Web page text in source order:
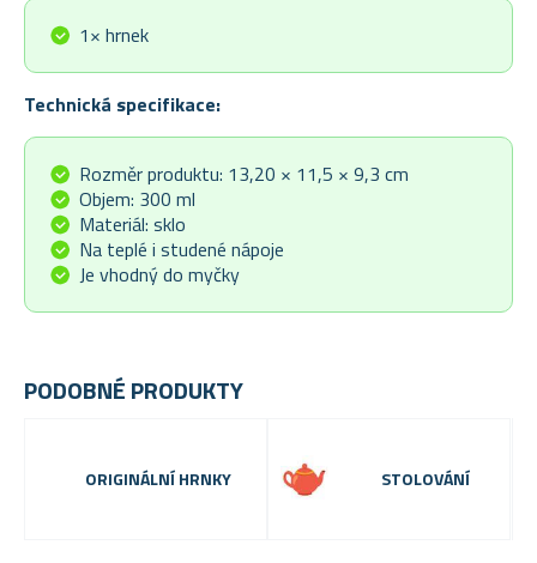
1× hrnek
Technická specifikace:
Rozměr produktu: 13,20 × 11,5 × 9,3 cm
Objem: 300 ml
Materiál: sklo
Na teplé i studené nápoje
Je vhodný do myčky
PODOBNÉ PRODUKTY
ORIGINÁLNÍ HRNKY STOLOVÁNÍ